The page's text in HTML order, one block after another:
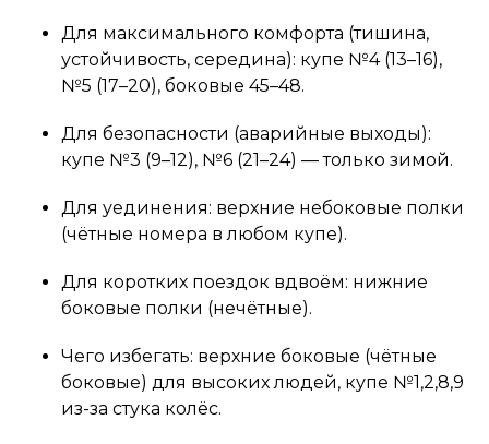
Для максимального комфорта (тишина,
устойчивость, середина): купе №4 (13–16),
№5 (17–20), боковые 45–48.
Для безопасности (аварийные выходы):
купе №3 (9–12), №6 (21–24) — только зимой.
Для уединения: верхние небоковые полки
(чётные номера в любом купе).
Для коротких поездок вдвоём: нижние
боковые полки (нечётные).
Чего избегать: верхние боковые (чётные
боковые) для высоких людей, купе №1,2,8,9
из-за стука колёс.